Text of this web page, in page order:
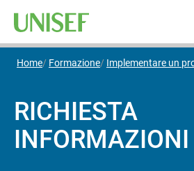
Home Formazione Implementare un
RICHIESTA
INFORMAZIONI